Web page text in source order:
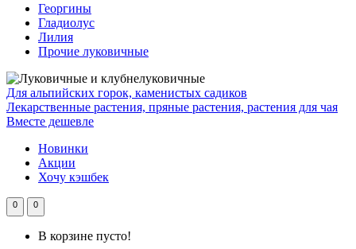
Георгины
Гладиолус
Лилия
Прочие луковичные
Для альпийских горок, каменистых садиков
Лекарственные растения, пряные растения, растения для чая
Вместе дешевле
Новинки
Акции
Хочу кэшбек
0 0
В корзине пусто!